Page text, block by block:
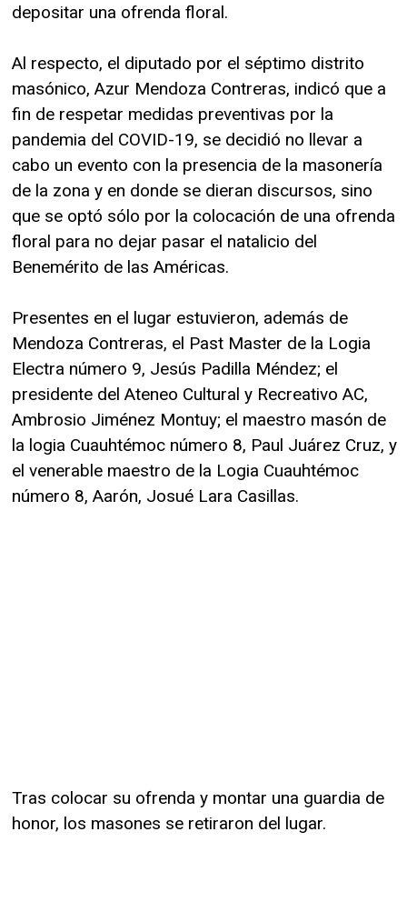
depositar una ofrenda floral.
Al respecto, el diputado por el séptimo distrito
masónico, Azur Mendoza Contreras, indicó que a
fin de respetar medidas preventivas por la
pandemia del COVID-19, se decidió no llevar a
cabo un evento con la presencia de la masonería
de la zona y en donde se dieran discursos, sino
que se optó sólo por la colocación de una ofrenda
floral para no dejar pasar el natalicio del
Benemérito de las Américas.
Presentes en el lugar estuvieron, además de
Mendoza Contreras, el Past Master de la Logia
Electra número 9, Jesús Padilla Méndez; el
presidente del Ateneo Cultural y Recreativo AC,
Ambrosio Jiménez Montuy; el maestro masón de
la logia Cuauhtémoc número 8, Paul Juárez Cruz, y
el venerable maestro de la Logia Cuauhtémoc
número 8, Aarón, Josué Lara Casillas.
Tras colocar su ofrenda y montar una guardia de
honor, los masones se retiraron del lugar.